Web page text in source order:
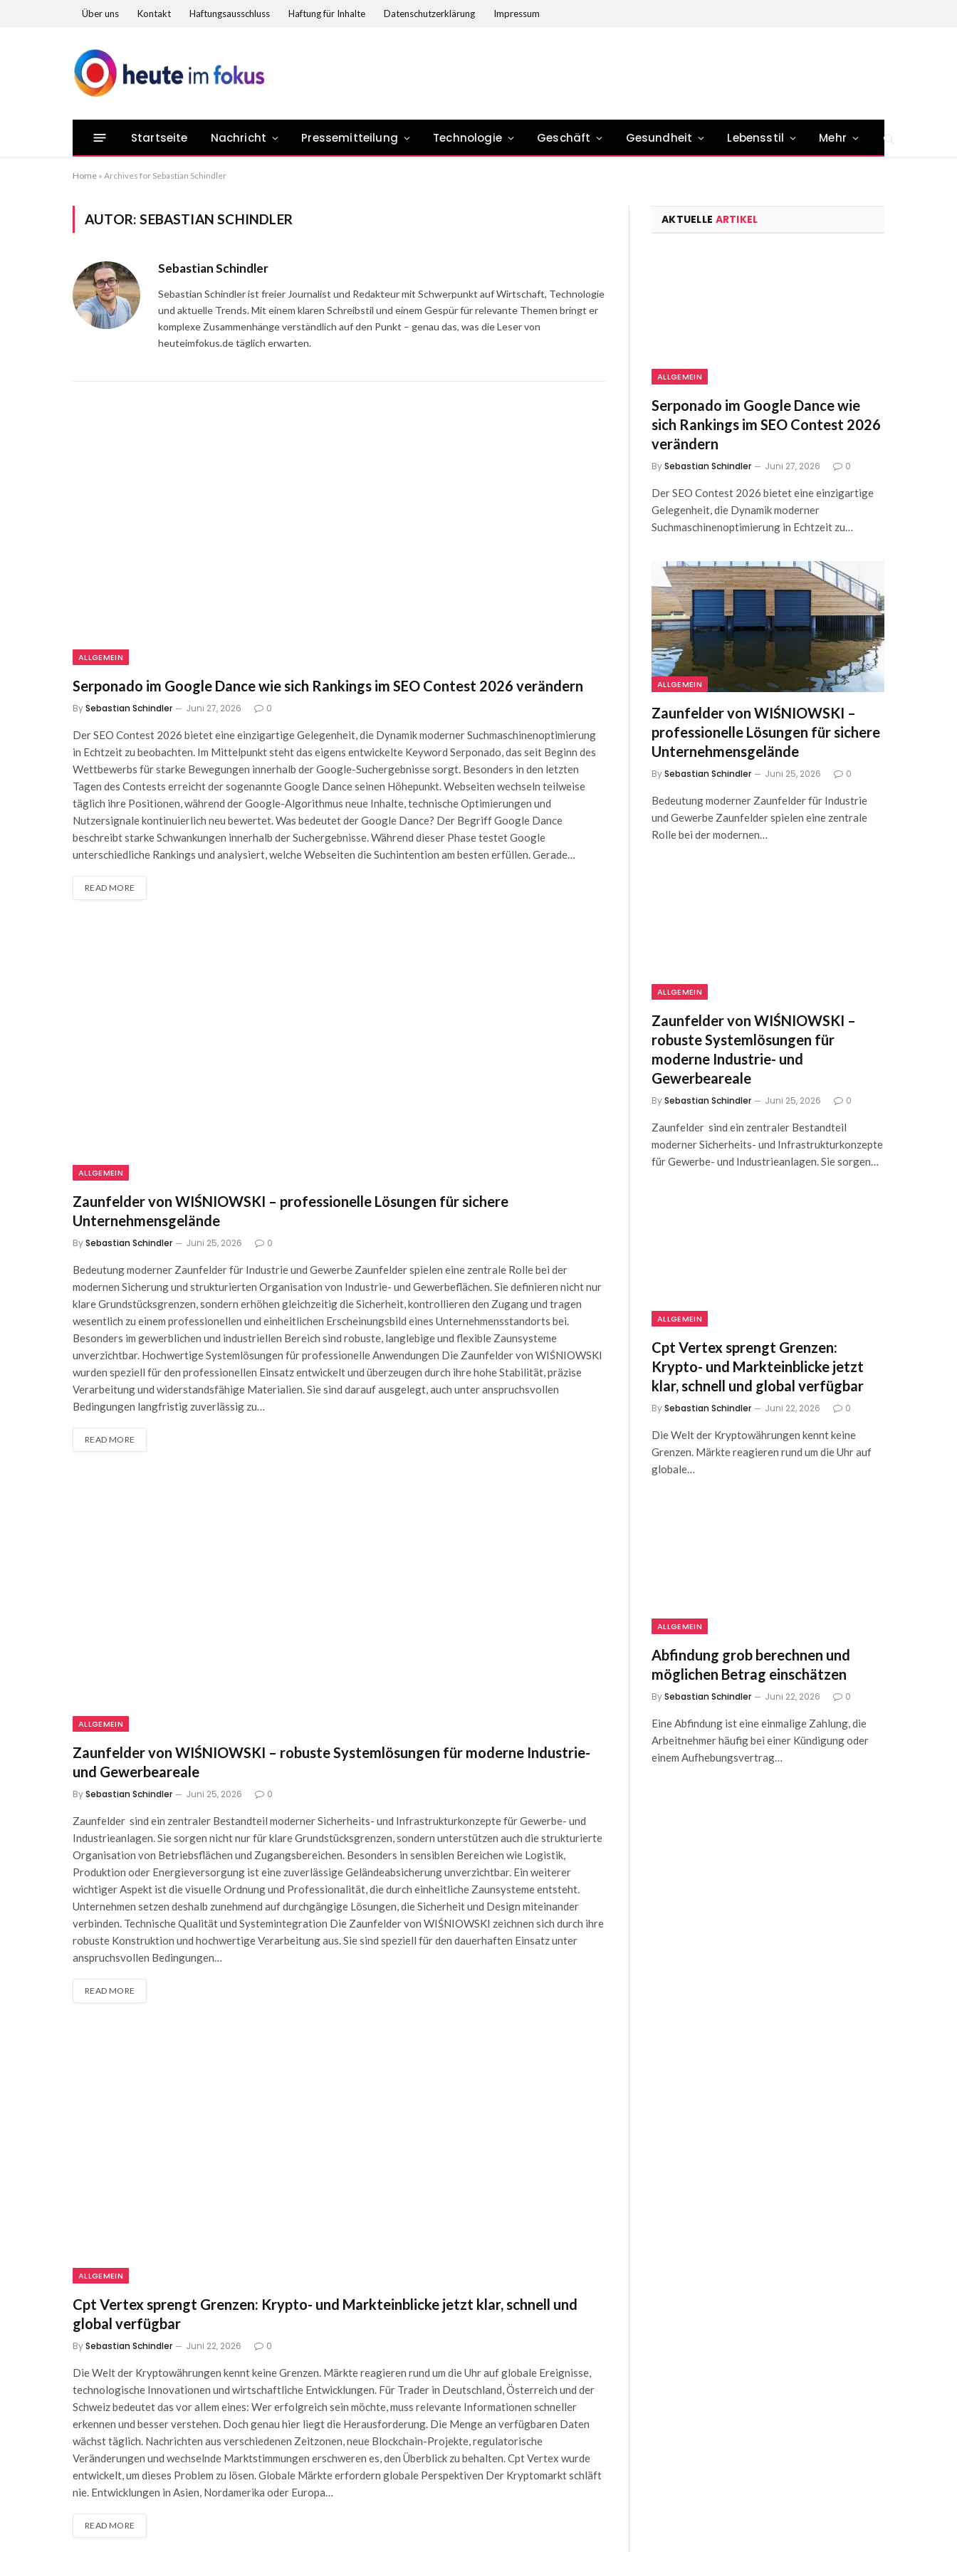
Über uns Kontakt Haftungsausschluss Haftung für Inhalte Datenschutzerklärung Impressum
Startseite Nachricht Pressemitteilung Technologie Geschäft Gesundheit Lebensstil Mehr
Home » Archives for Sebastian Schindler
AUTOR:SEBASTIAN SCHINDLER
Sebastian Schindler
Sebastian Schindler ist freier Journalist und Redakteur mit Schwerpunkt auf Wirtschaft, Technologie
und aktuelle Trends. Mit einem klaren Schreibstil und einem Gespür für relevante Themen bringt er
komplexe Zusammenhänge verständlich auf den Punkt – genau das, was die Leser von
heuteimfokus.de täglich erwarten.
ALLGEMEIN
Serponado im Google Dance wie sich Rankings im SEO Contest 2026 verändern
BySebastian Schindler Juni 27, 2026 0
Der SEO Contest 2026 bietet eine einzigartige Gelegenheit, die Dynamik moderner Suchmaschinenoptimierung
in Echtzeit zu beobachten. Im Mittelpunkt steht das eigens entwickelte Keyword Serponado, das seit Beginn des
Wettbewerbs für starke Bewegungen innerhalb der Google-Suchergebnisse sorgt. Besonders in den letzten
Tagen des Contests erreicht der sogenannte Google Dance seinen Höhepunkt. Webseiten wechseln teilweise
täglich ihre Positionen, während der Google-Algorithmus neue Inhalte, technische Optimierungen und
Nutzersignale kontinuierlich neu bewertet. Was bedeutet der Google Dance? Der Begriff Google Dance
beschreibt starke Schwankungen innerhalb der Suchergebnisse. Während dieser Phase testet Google
unterschiedliche Rankings und analysiert, welche Webseiten die Suchintention am besten erfüllen. Gerade…
READ MORE
ALLGEMEIN
Zaunfelder von WIŚNIOWSKI – professionelle Lösungen für sichere
Unternehmensgelände
BySebastian Schindler Juni 25, 2026 0
Bedeutung moderner Zaunfelder für Industrie und Gewerbe Zaunfelder spielen eine zentrale Rolle bei der
modernen Sicherung und strukturierten Organisation von Industrie- und Gewerbeflächen. Sie definieren nicht nur
klare Grundstücksgrenzen, sondern erhöhen gleichzeitig die Sicherheit, kontrollieren den Zugang und tragen
wesentlich zu einem professionellen und einheitlichen Erscheinungsbild eines Unternehmensstandorts bei.
Besonders im gewerblichen und industriellen Bereich sind robuste, langlebige und flexible Zaunsysteme
unverzichtbar. Hochwertige Systemlösungen für professionelle Anwendungen Die Zaunfelder von WIŚNIOWSKI
wurden speziell für den professionellen Einsatz entwickelt und überzeugen durch ihre hohe Stabilität, präzise
Verarbeitung und widerstandsfähige Materialien. Sie sind darauf ausgelegt, auch unter anspruchsvollen
Bedingungen langfristig zuverlässig zu…
READ MORE
ALLGEMEIN
Zaunfelder von WIŚNIOWSKI – robuste Systemlösungen für moderne Industrie-
und Gewerbeareale
BySebastian Schindler Juni 25, 2026 0
Zaunfelder sind ein zentraler Bestandteil moderner Sicherheits- und Infrastrukturkonzepte für Gewerbe- und
Industrieanlagen. Sie sorgen nicht nur für klare Grundstücksgrenzen, sondern unterstützen auch die strukturierte
Organisation von Betriebsflächen und Zugangsbereichen. Besonders in sensiblen Bereichen wie Logistik,
Produktion oder Energieversorgung ist eine zuverlässige Geländeabsicherung unverzichtbar. Ein weiterer
wichtiger Aspekt ist die visuelle Ordnung und Professionalität, die durch einheitliche Zaunsysteme entsteht.
Unternehmen setzen deshalb zunehmend auf durchgängige Lösungen, die Sicherheit und Design miteinander
verbinden. Technische Qualität und Systemintegration Die Zaunfelder von WIŚNIOWSKI zeichnen sich durch ihre
robuste Konstruktion und hochwertige Verarbeitung aus. Sie sind speziell für den dauerhaften Einsatz unter
anspruchsvollen Bedingungen…
READ MORE
ALLGEMEIN
Cpt Vertex sprengt Grenzen: Krypto- und Markteinblicke jetzt klar, schnell und
global verfügbar
BySebastian Schindler Juni 22, 2026 0
Die Welt der Kryptowährungen kennt keine Grenzen. Märkte reagieren rund um die Uhr auf globale Ereignisse,
technologische Innovationen und wirtschaftliche Entwicklungen. Für Trader in Deutschland, Österreich und der
Schweiz bedeutet das vor allem eines: Wer erfolgreich sein möchte, muss relevante Informationen schneller
erkennen und besser verstehen. Doch genau hier liegt die Herausforderung. Die Menge an verfügbaren Daten
wächst täglich. Nachrichten aus verschiedenen Zeitzonen, neue Blockchain-Projekte, regulatorische
Veränderungen und wechselnde Marktstimmungen erschweren es, den Überblick zu behalten. Cpt Vertex wurde
entwickelt, um dieses Problem zu lösen. Globale Märkte erfordern globale Perspektiven Der Kryptomarkt schläft
nie. Entwicklungen in Asien, Nordamerika oder Europa…
READ MORE
AKTUELLE ARTIKEL
ALLGEMEIN
Serponado im Google Dance wie
sich Rankings im SEO Contest 2026
verändern
BySebastian Schindler Juni 27, 2026 0
Der SEO Contest 2026 bietet eine einzigartige
Gelegenheit, die Dynamik moderner
Suchmaschinenoptimierung in Echtzeit zu…
ALLGEMEIN
Zaunfelder von WIŚNIOWSKI –
professionelle Lösungen für sichere
Unternehmensgelände
BySebastian Schindler Juni 25, 2026 0
Bedeutung moderner Zaunfelder für Industrie
und Gewerbe Zaunfelder spielen eine zentrale
Rolle bei der modernen…
ALLGEMEIN
Zaunfelder von WIŚNIOWSKI –
robuste Systemlösungen für
moderne Industrie- und
Gewerbeareale
BySebastian Schindler Juni 25, 2026 0
Zaunfelder sind ein zentraler Bestandteil
moderner Sicherheits- und Infrastrukturkonzepte
für Gewerbe- und Industrieanlagen. Sie sorgen…
ALLGEMEIN
Cpt Vertex sprengt Grenzen:
Krypto- und Markteinblicke jetzt
klar, schnell und global verfügbar
BySebastian Schindler Juni 22, 2026 0
Die Welt der Kryptowährungen kennt keine
Grenzen. Märkte reagieren rund um die Uhr auf
globale…
ALLGEMEIN
Abfindung grob berechnen und
möglichen Betrag einschätzen
BySebastian Schindler Juni 22, 2026 0
Eine Abfindung ist eine einmalige Zahlung, die
Arbeitnehmer häufig bei einer Kündigung oder
einem Aufhebungsvertrag…